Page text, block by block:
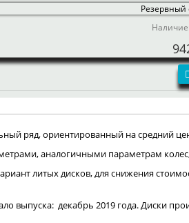
Резервный
Наличие:
ряд, ориентированный на средний
аналогичными параметрам
литых дисков, для снижения
выпуска: декабрь 2019 года. Диски